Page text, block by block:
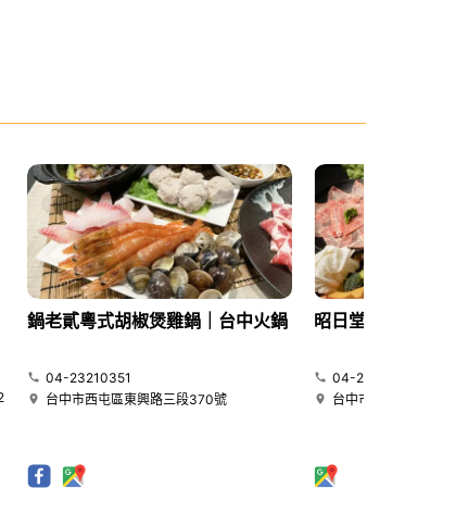
鍋老貳粵式胡椒煲雞鍋｜台中火鍋
04-23210351
台中市西屯區東興路三段370號
昭日堂鍋煮｜台中火
04-22580269
台中市南屯區大墩十一